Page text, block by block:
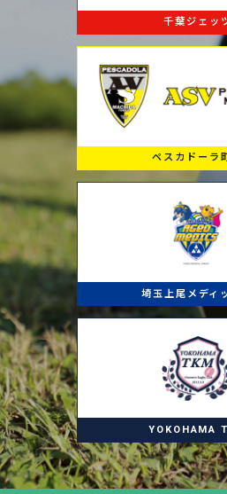
千葉ジェッ
ペスカドーラ
埼玉上尾メディ
YOKOHAMA